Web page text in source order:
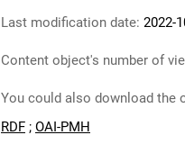
Last modification date: 2022-
Content object's number of
You could also download the
RDF ; OAI-PMH